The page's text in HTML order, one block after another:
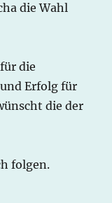
die Wahl
die
Erfolg für
die der
folgen.